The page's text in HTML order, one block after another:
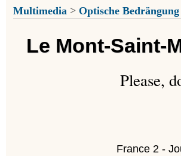
Multimedia > Optische Bedrängung
Le Mont-Saint-
Please,
France 2 -